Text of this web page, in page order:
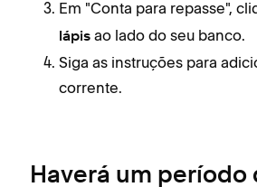
Em "Conta para repasse",
lápis ao lado do seu banco.
Siga as instruções para
corrente.
Haverá um período